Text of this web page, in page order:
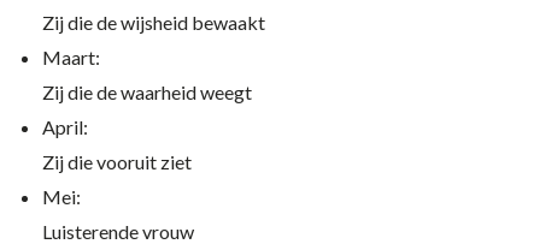
Zij die de wijsheid bewaakt
Maart:
Zij die de waarheid weegt
April:
Zij die vooruit ziet
Mei:
Luisterende vrouw